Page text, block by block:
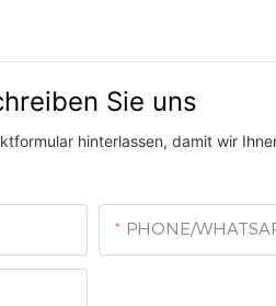
Sie uns
hinterlassen, damit wir
PHONE/